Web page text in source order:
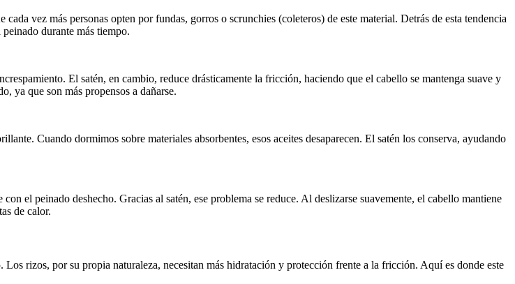
vez más personas opten por fundas, gorros o scrunchies (coleteros) de este material. Detrás de esta tendencia
durante más tiempo.
El satén, en cambio, reduce drásticamente la fricción, haciendo que el cabello se mantenga suave y
ya que son más propensos a dañarse.
Cuando dormimos sobre materiales absorbentes, esos aceites desaparecen. El satén los conserva, ayudando
el peinado deshecho. Gracias al satén, ese problema se reduce. Al deslizarse suavemente, el cabello mantiene
de calor.
rizos, por su propia naturaleza, necesitan más hidratación y protección frente a la fricción. Aquí es donde este